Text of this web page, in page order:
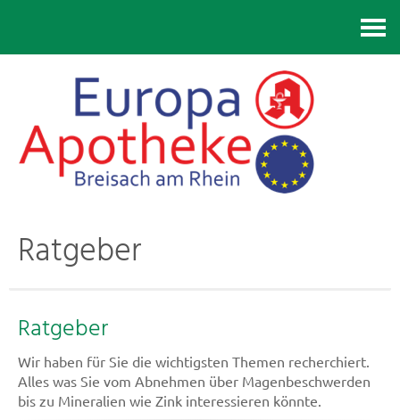
Ratgeber
Ratgeber
Wir haben für Sie die wichtigsten Themen recherchiert.
Alles was Sie vom Abnehmen über Magenbeschwerden
bis zu Mineralien wie Zink interessieren könnte.